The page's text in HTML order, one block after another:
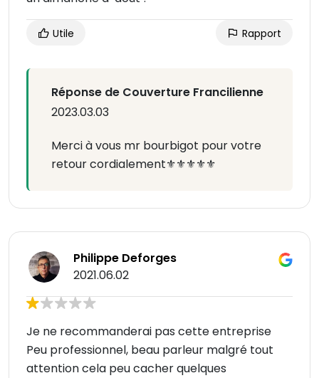
Utile Rapport
Réponse de Couverture Francilienne
2023.03.03
Merci à vous mr bourbigot pour votre
retour cordialement⚜️⚜️⚜️⚜️⚜️
Philippe Deforges
2021.06.02
Je ne recommanderai pas cette entreprise
Peu professionnel, beau parleur malgré tout
attention cela peu cacher quelques